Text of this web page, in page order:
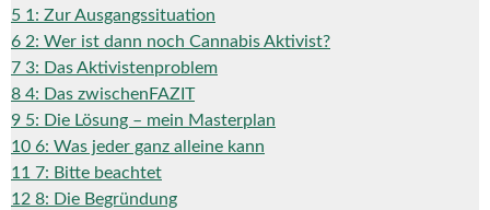
5 1: Zur Ausgangssituation
6 2: Wer ist dann noch Cannabis Aktivist?
7 3: Das Aktivistenproblem
8 4: Das zwischenFAZIT
9 5: Die Lösung – mein Masterplan
10 6: Was jeder ganz alleine kann
11 7: Bitte beachtet
12 8: Die Begründung